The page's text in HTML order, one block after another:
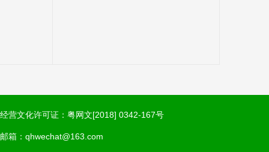
营文化许可证：粤网文[2018] 0342-167号
箱：qhwechat@163.com